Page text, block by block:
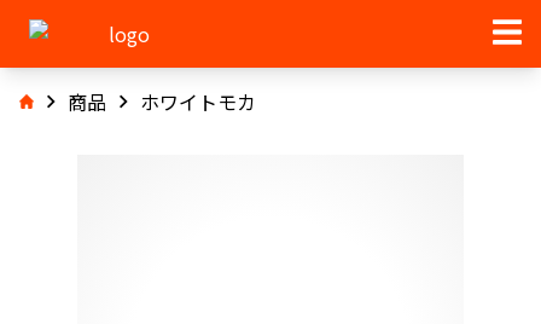
商品 ホワイトモカ